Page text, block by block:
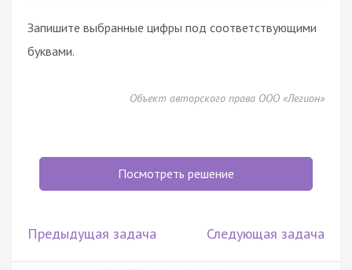
Запишите выбранные цифры под соответствующими
буквами.
Объект авторского права ООО «Легион»
Посмотреть решение
Предыдущая задача Следующая задача